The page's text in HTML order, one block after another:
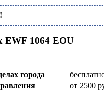
EWF 1064 EOU
города
от 2500